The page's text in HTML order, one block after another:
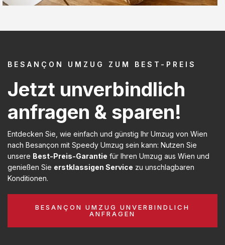
BESANÇON UMZUG ZUM BEST-PREIS
Jetzt unverbindlich
anfragen & sparen!
Entdecken Sie, wie einfach und günstig Ihr Umzug von Wien
nach Besançon mit Speedy Umzug sein kann: Nutzen Sie
unsere Best-Preis-Garantie für Ihren Umzug aus Wien und
genießen Sie erstklassigen Service zu unschlagbaren
Konditionen.
BESANÇON UMZUG UNVERBINDLICH
ANFRAGEN